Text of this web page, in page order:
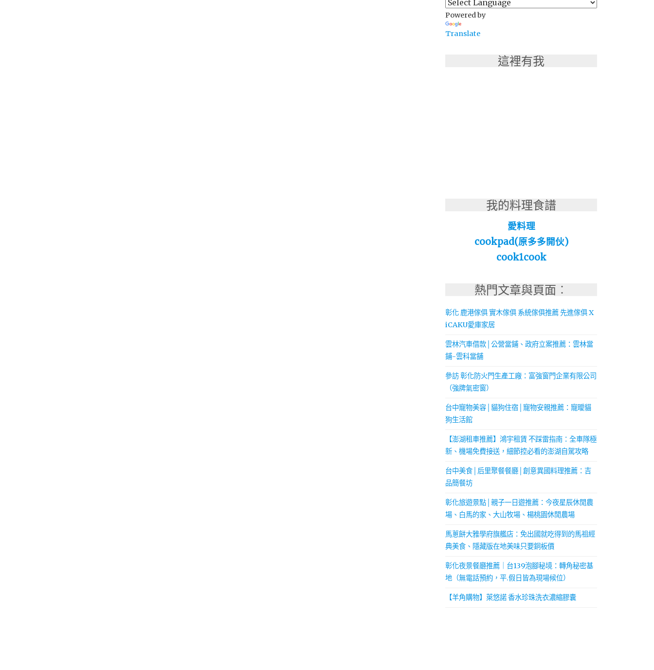
Powered by
Translate
這裡有我
我的料理食譜
愛料理
cookpad(原多多開伙)
cook1cook
熱門文章與頁面︰
彰化 鹿港傢俱 實木傢俱 系統傢俱推薦 先進傢俱 X
iCAKU愛庫家居
雲林汽車借款│公營當鋪、政府立案推薦：雲林當
鋪-雲科當舖
參訪 彰化防火門生產工廠：富強窗門企業有限公司
（強牌氣密窗）
台中寵物美容│貓狗住宿│寵物安親推薦：寵曖貓
狗生活館
【澎湖租車推薦】鴻宇租賃 不踩雷指南：全車隊極
新、機場免費接送，細節控必看的澎湖自駕攻略
台中美食│后里聚餐餐廳│創意異國料理推薦：吉
品簡餐坊
彰化旅遊景點│親子一日遊推薦：今夜星辰休閒農
場、白馬的家、大山牧場、楊桃園休閒農場
馬蔥餅大雅學府旗艦店：免出國就吃得到的馬祖經
典美食、隱藏版在地美味只要銅板價
彰化夜景餐廳推薦｜台139泡腳秘境：轉角秘密基
地（無電話預約，平.假日皆為現場候位）
【羊角購物】萊悠諾 香水珍珠洗衣濃縮膠囊